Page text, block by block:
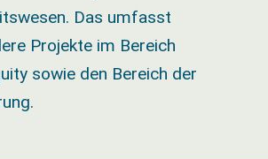
Das umfasst
Projekte im Bereich
sowie den Bereich der